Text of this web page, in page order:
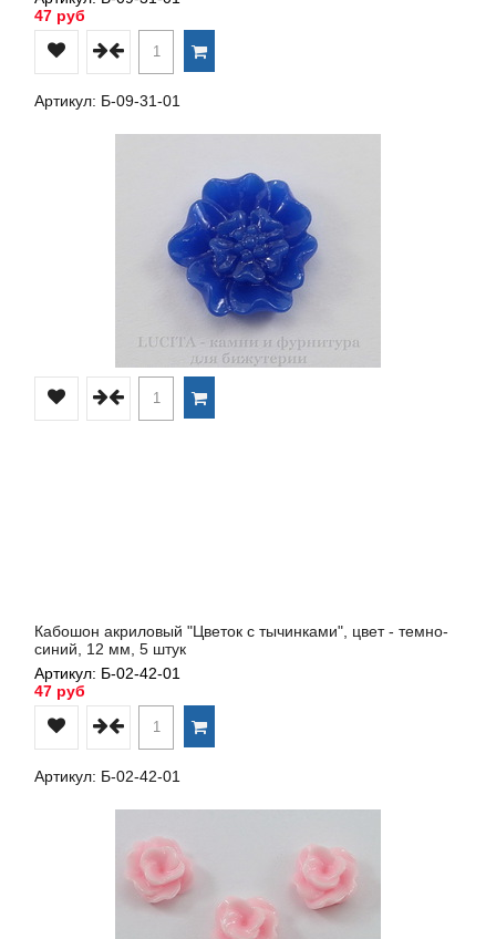
47 руб
Артикул: Б-09-31-01
Кабошон акриловый "Цветок с тычинками", цвет - темно-
синий, 12 мм, 5 штук
Артикул: Б-02-42-01
47 руб
Артикул: Б-02-42-01